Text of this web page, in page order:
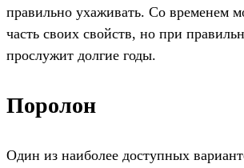
правильно ухаживать. Со временем
часть своих свойств, но при
прослужит долгие годы.
Поролон
Один из наиболее доступных